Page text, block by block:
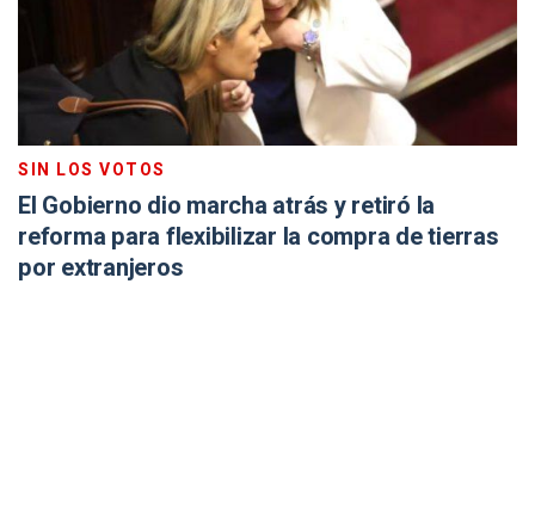
SIN LOS VOTOS
El Gobierno dio marcha atrás y retiró la
reforma para flexibilizar la compra de tierras
por extranjeros